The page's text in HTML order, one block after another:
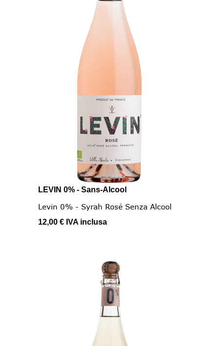
LEVIN 0% - Sans-Alcool
Levin 0% - Syrah Rosé Senza Alcool
12,00 € IVA inclusa